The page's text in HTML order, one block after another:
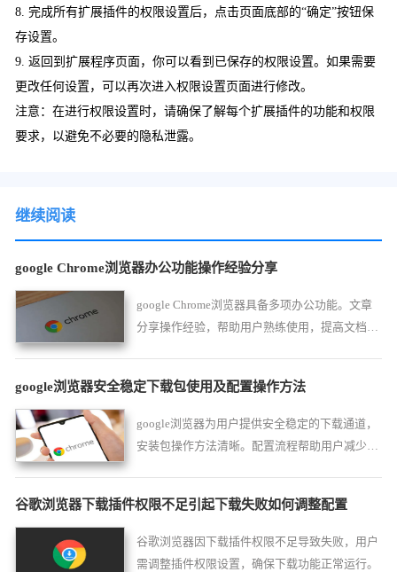
8. 完成所有扩展插件的权限设置后，点击页面底部的“确定”按钮保
存设置。
9. 返回到扩展程序页面，你可以看到已保存的权限设置。如果需要
更改任何设置，可以再次进入权限设置页面进行修改。
注意：在进行权限设置时，请确保了解每个扩展插件的功能和权限
要求，以避免不必要的隐私泄露。
继续阅读
google Chrome浏览器办公功能操作经验分享
google Chrome浏览器具备多项办公功能。文章
分享操作经验，帮助用户熟练使用，提高文档处
google浏览器安全稳定下载包使用及配置操作方法
google浏览器为用户提供安全稳定的下载通道，
安装包操作方法清晰。配置流程帮助用户减少安
谷歌浏览器下载插件权限不足引起下载失败如何调整配置
谷歌浏览器因下载插件权限不足导致失败，用户
需调整插件权限设置，确保下载功能正常运行。